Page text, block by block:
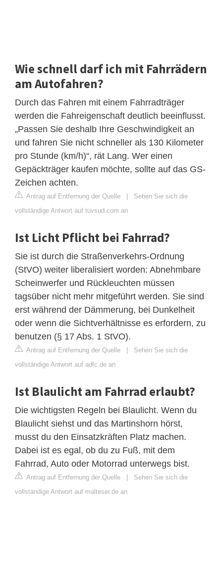
Wie schnell darf ich mit Fahrrädern
am Autofahren?
Durch das Fahren mit einem Fahrradträger
werden die Fahreigenschaft deutlich beeinflusst.
„Passen Sie deshalb Ihre Geschwindigkeit an
und fahren Sie nicht schneller als 130 Kilometer
pro Stunde (km/h)“, rät Lang. Wer einen
Gepäckträger kaufen möchte, sollte auf das GS-
Zeichen achten.
Antrag auf Entfernung der Quelle | Sehen Sie sich die
vollständige Antwort auf tuvsud.com an
Ist Licht Pflicht bei Fahrrad?
Sie ist durch die Straßenverkehrs-Ordnung
(StVO) weiter liberalisiert worden: Abnehmbare
Scheinwerfer und Rückleuchten müssen
tagsüber nicht mehr mitgeführt werden. Sie sind
erst während der Dämmerung, bei Dunkelheit
oder wenn die Sichtverhältnisse es erfordern, zu
benutzen (§ 17 Abs. 1 StVO).
Antrag auf Entfernung der Quelle | Sehen Sie sich die
vollständige Antwort auf adfc.de an
Ist Blaulicht am Fahrrad erlaubt?
Die wichtigsten Regeln bei Blaulicht. Wenn du
Blaulicht siehst und das Martinshorn hörst,
musst du den Einsatzkräften Platz machen.
Dabei ist es egal, ob du zu Fuß, mit dem
Fahrrad, Auto oder Motorrad unterwegs bist.
Antrag auf Entfernung der Quelle | Sehen Sie sich die
vollständige Antwort auf malteser.de an